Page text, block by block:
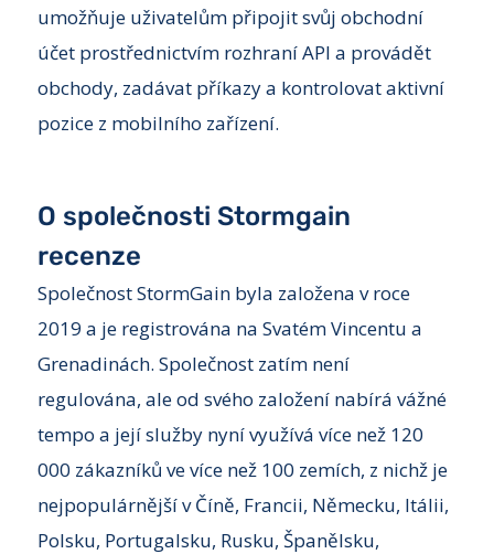
umožňuje uživatelům připojit svůj obchodní
účet prostřednictvím rozhraní API a provádět
obchody, zadávat příkazy a kontrolovat aktivní
pozice z mobilního zařízení.
O společnosti Stormgain
recenze
Společnost StormGain byla založena v roce
2019 a je registrována na Svatém Vincentu a
Grenadinách. Společnost zatím není
regulována, ale od svého založení nabírá vážné
tempo a její služby nyní využívá více než 120
000 zákazníků ve více než 100 zemích, z nichž je
nejpopulárnější v Číně, Francii, Německu, Itálii,
Polsku, Portugalsku, Rusku, Španělsku,